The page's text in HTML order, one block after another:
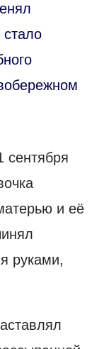
сентября
и её
руками,